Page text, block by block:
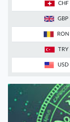
CHF
GBP
RON
TRY
USD